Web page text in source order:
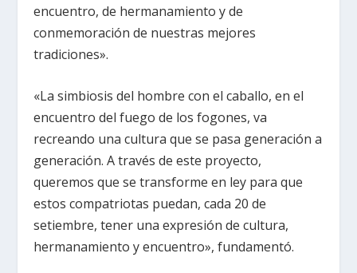
encuentro, de hermanamiento y de
conmemoración de nuestras mejores
tradiciones».
«La simbiosis del hombre con el caballo, en el
encuentro del fuego de los fogones, va
recreando una cultura que se pasa generación a
generación. A través de este proyecto,
queremos que se transforme en ley para que
estos compatriotas puedan, cada 20 de
setiembre, tener una expresión de cultura,
hermanamiento y encuentro», fundamentó.